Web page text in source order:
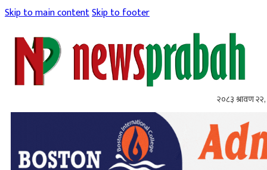
Skip to main contentSkip to footer
२०८३ श्रावण २२,